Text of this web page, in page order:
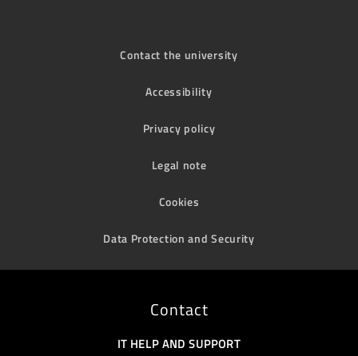
Contact the university
Accessibility
Privacy policy
Legal note
Cookies
Data Protection and Security
Contact
IT HELP AND SUPPORT